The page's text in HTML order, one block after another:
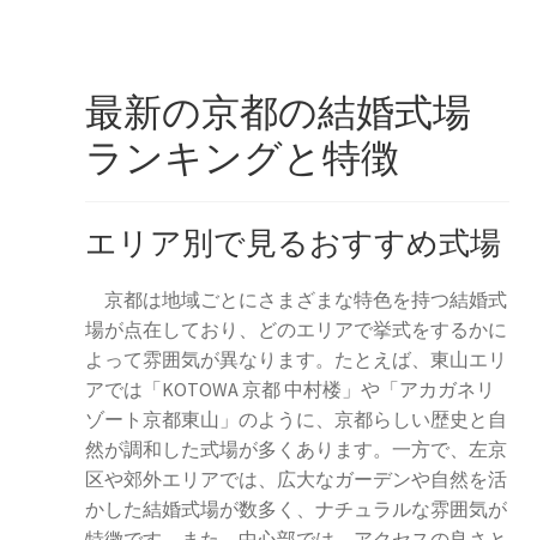
最新の京都の結婚式場
ランキングと特徴
エリア別で見るおすすめ式場
京都は地域ごとにさまざまな特色を持つ結婚式
場が点在しており、どのエリアで挙式をするかに
よって雰囲気が異なります。たとえば、東山エリ
アでは「KOTOWA 京都 中村楼」や「アカガネリ
ゾート京都東山」のように、京都らしい歴史と自
然が調和した式場が多くあります。一方で、左京
区や郊外エリアでは、広大なガーデンや自然を活
かした結婚式場が数多く、ナチュラルな雰囲気が